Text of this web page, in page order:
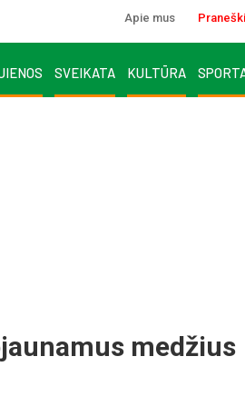
Apie mus
SVEIKATA KULTŪRA
medžius